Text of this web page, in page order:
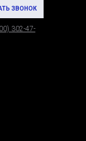
ЗВОНОК
302-47-